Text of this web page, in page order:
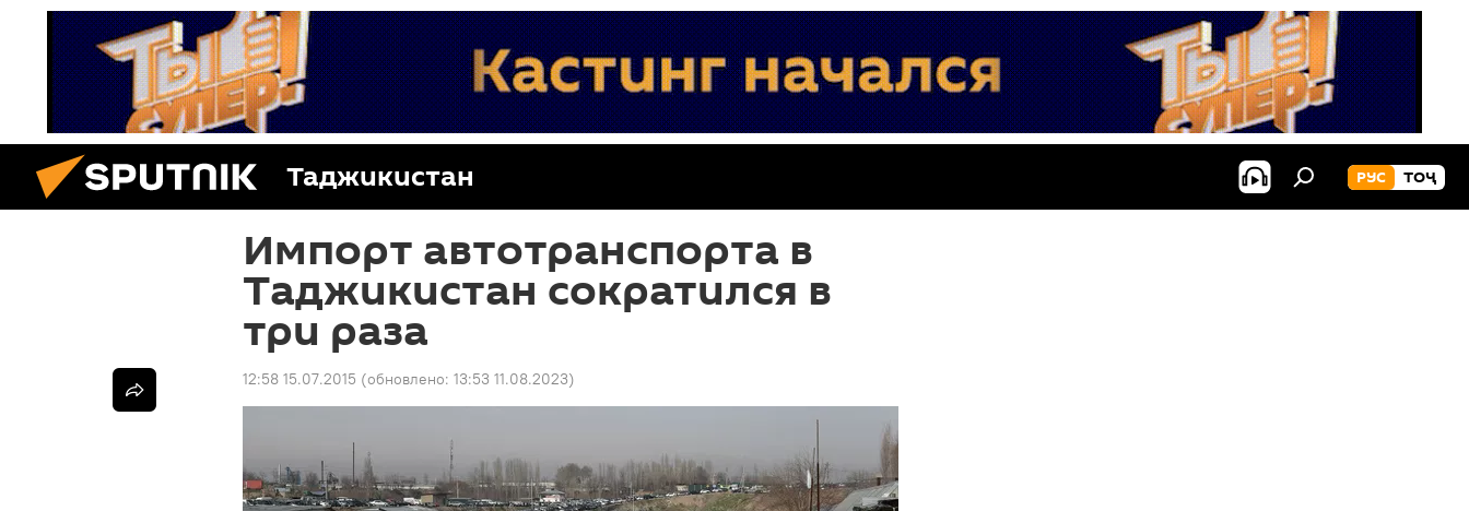
Таджикистан РУС ТОҶ
Импорт автотранспорта в
Таджикистан сократился в
три раза
12:58 15.07.2015 (обновлено: 13:53 11.08.2023)